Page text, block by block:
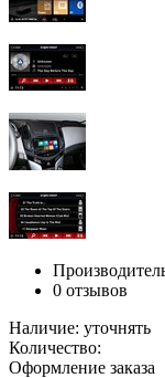
0 отзывов
Наличие: уточнять
Количество:
Оформление заказа